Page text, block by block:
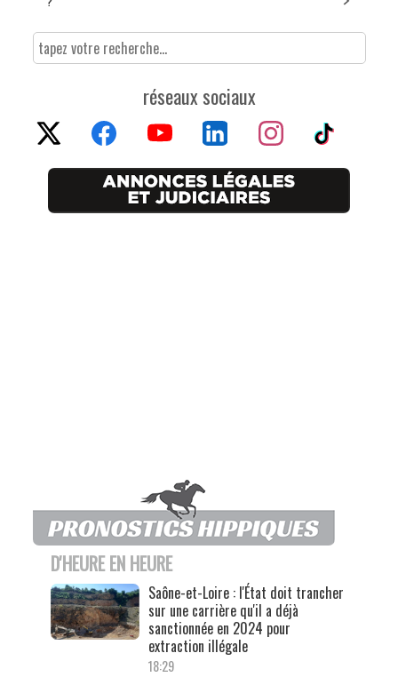
réseaux sociaux
D'HEURE EN HEURE
Saône-et-Loire : l'État doit trancher
sur une carrière qu'il a déjà
sanctionnée en 2024 pour
extraction illégale
18:29